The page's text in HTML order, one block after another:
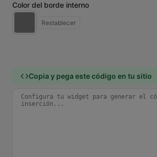
Color del borde interno
Restablecer
Copia y pega este código en tu sitio